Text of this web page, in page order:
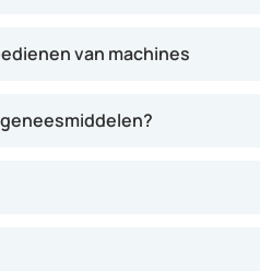
van machines